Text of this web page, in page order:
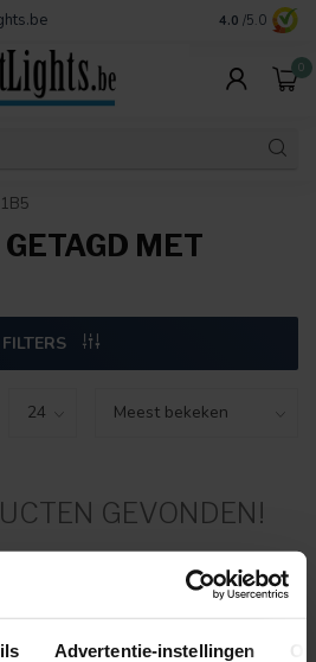
Advertentie-instellingen
4.0 /5.0
0
MET
FILTERS
GEVONDEN!